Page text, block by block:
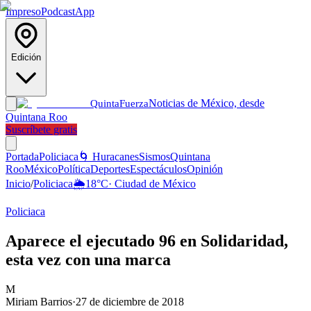
ImpresoPodcastApp
Edición
QuintaFuerzaNoticias de México, desde
Quintana Roo
Suscríbete gratis
PortadaPoliciaca 🌀 HuracanesSismosQuintana
RooMéxicoPolíticaDeportesEspectáculosOpinión
Inicio/Policiaca🌦️18°C· Ciudad de México
Policiaca
Aparece el ejecutado 96 en Solidaridad,
esta vez con una marca
M
Miriam Barrios·27 de diciembre de 2018